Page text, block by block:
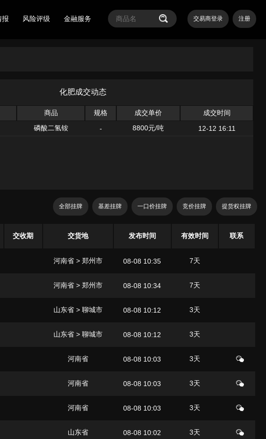
交易商登录 注册
报 风险评级 金融服务
化肥成交动态
商品 规格 成交单价
成交时间
磷酸二氢铵 - 8800元/吨 12-12 16:11
提货权挂牌
竞价挂牌
一口价挂牌
基差挂牌
全部挂牌
交收期 交货地 发布时间 有效时间 联系
河南省 > 郑州市 08-08 10:35 7天
河南省 > 郑州市 08-08 10:34 7天
山东省 > 聊城市 08-08 10:12 3天
山东省 > 聊城市 08-08 10:12 3天
河南省 08-08 10:03 3天
河南省 08-08 10:03 3天
河南省 08-08 10:03 3天
山东省 08-08 10:02 3天